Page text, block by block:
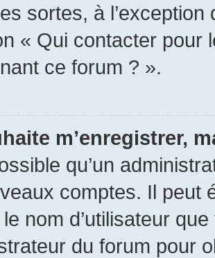
sortes, à
« Qui contacter pour
ce forum ? ».
m’enregistrer,
qu’un
comptes. Il peut
nom d’utilisateur
du forum pour